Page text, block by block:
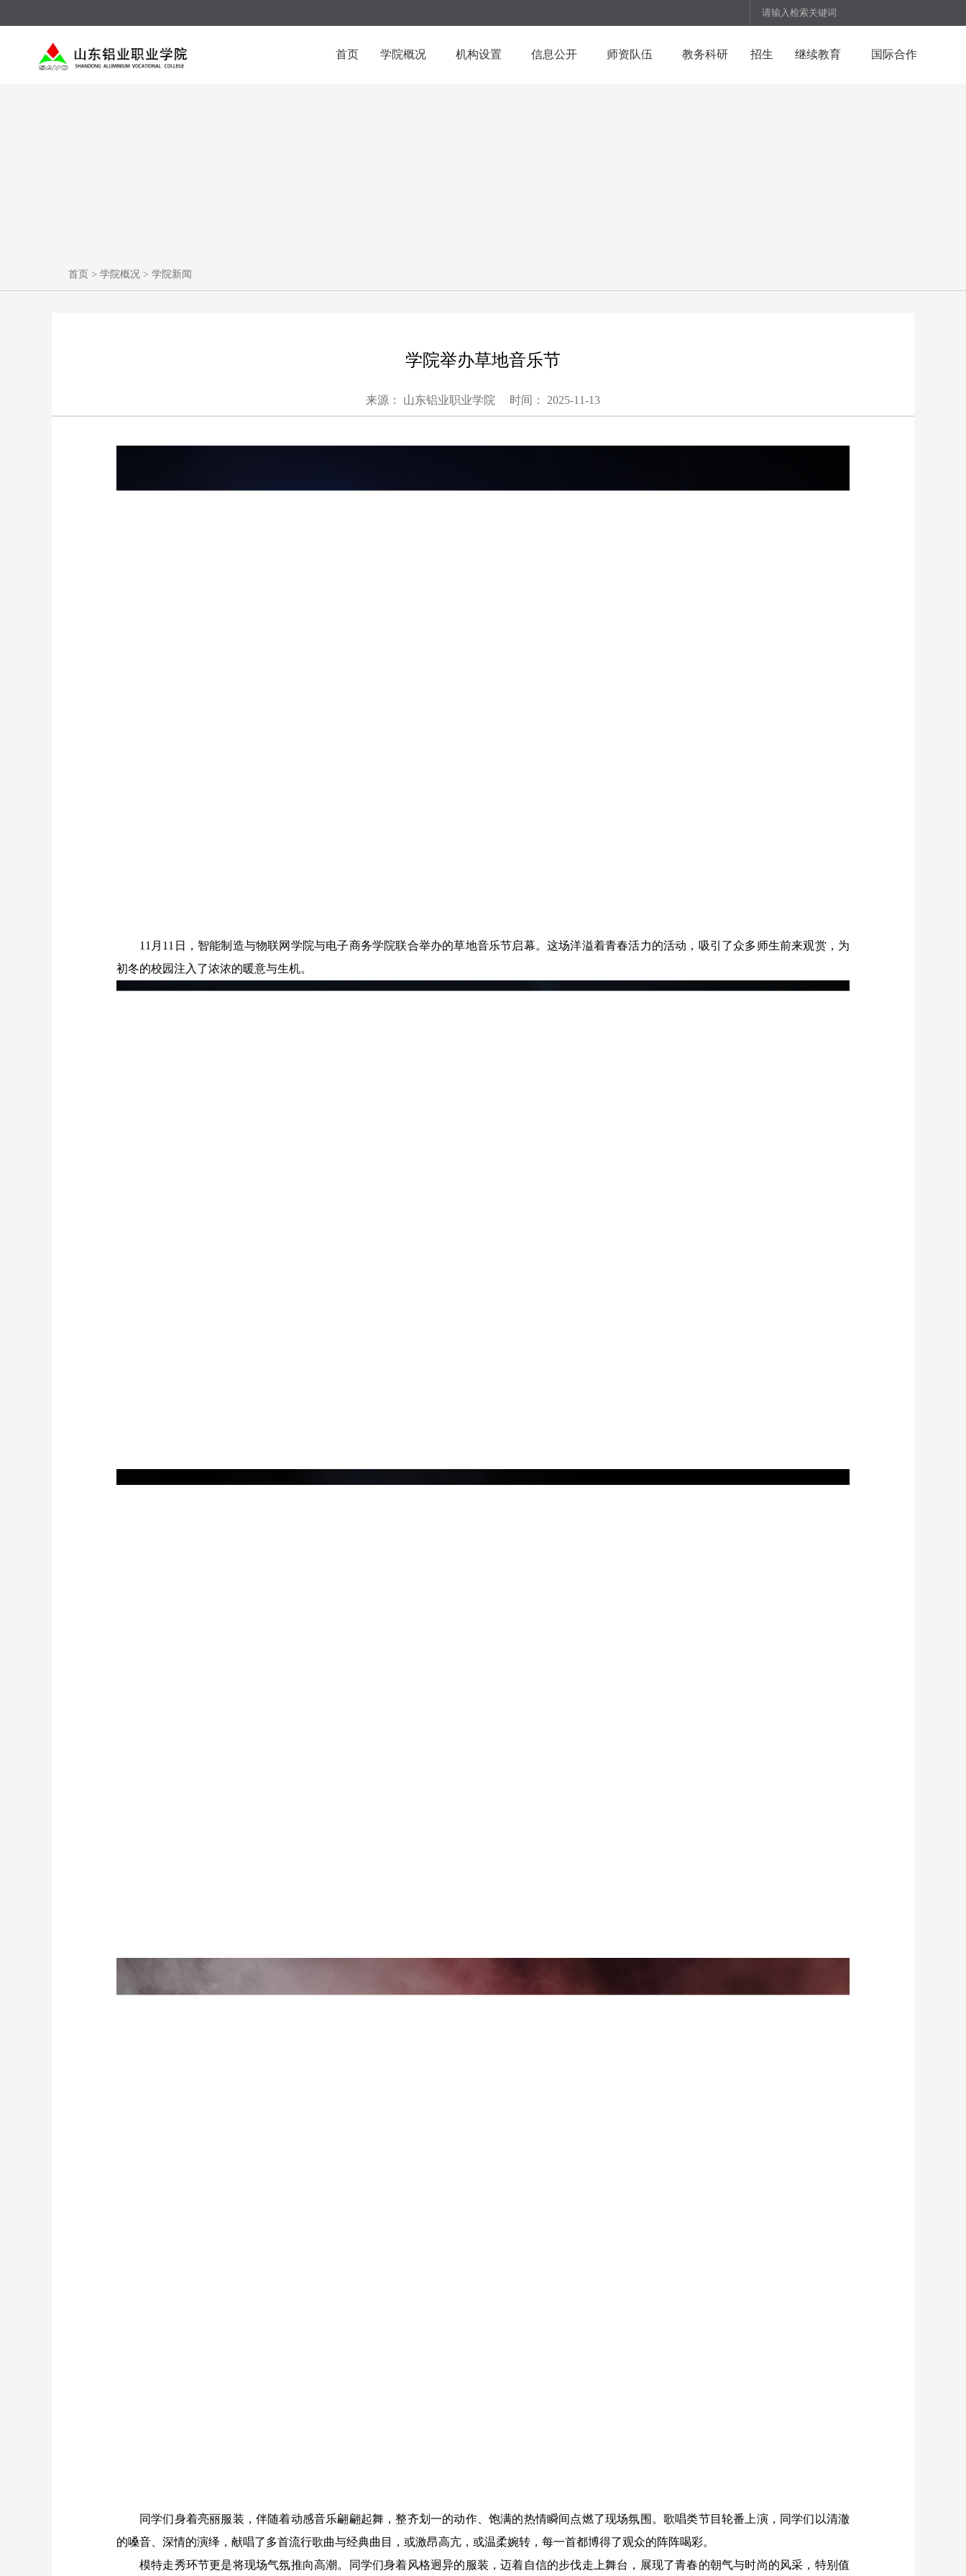
首页 学院概况 机构设置 信息公开 师资队伍 教务科研 招生 继续教育 国际合作
首页 > 学院概况 > 学院新闻
学院举办草地音乐节
来源： 山东铝业职业学院 时间： 2025-11-13
11月11日， 智能制造与物联网学院与电子商务学院联合举办的草地音乐节启幕。这场洋溢着青春活力的活动，吸引了众多师生前来观赏，为
初冬的校园注入了浓浓的暖意与生机。
同学们身着亮丽服装，伴随着动感音乐翩翩起舞，整齐划一的动作、饱满的热情瞬间点燃了现场氛围。歌唱类节目轮番上演，同学们以清澈
的嗓音、深情的演绎，献唱了多首流行歌曲与经典曲目，或激昂高亢，或温柔婉转，每一首都博得了观众的阵阵喝彩。
模特走秀环节更是将现场气氛推向高潮。
同学们身着风格迥异的服装，迈着自信的步伐走上舞台，展现了青春的朝气与时尚的风采， 特别值